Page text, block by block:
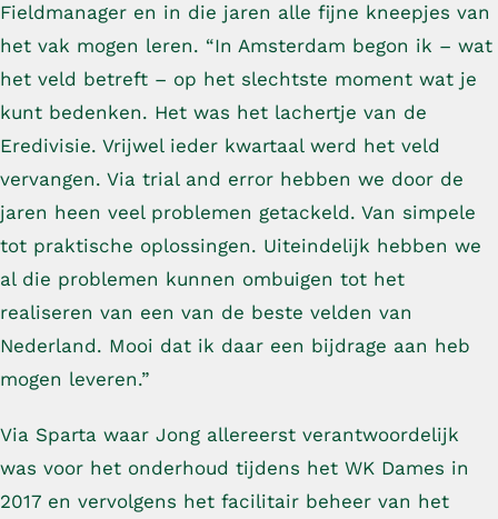
Fieldmanager en in die jaren alle fijne kneepjes van
het vak mogen leren. “In Amsterdam begon ik – wat
het veld betreft – op het slechtste moment wat je
kunt bedenken. Het was het lachertje van de
Eredivisie. Vrijwel ieder kwartaal werd het veld
vervangen. Via trial and error hebben we door de
jaren heen veel problemen getackeld. Van simpele
tot praktische oplossingen. Uiteindelijk hebben we
al die problemen kunnen ombuigen tot het
realiseren van een van de beste velden van
Nederland. Mooi dat ik daar een bijdrage aan heb
mogen leveren.”
Via Sparta waar Jong allereerst verantwoordelijk
was voor het onderhoud tijdens het WK Dames in
2017 en vervolgens het facilitair beheer van het